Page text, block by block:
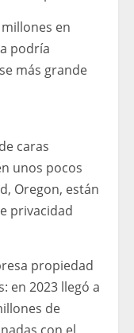
en
podría
más grande
caras
unos pocos
Oregon, están
privacidad
propiedad
en 2023 llegó a
de